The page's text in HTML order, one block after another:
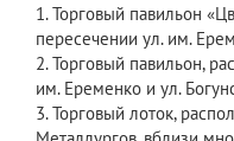
1. Торговый павильон
пересечении ул. им.
2. Торговый павильон,
им. Еременко и ул.
3. Торговый лоток,